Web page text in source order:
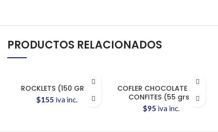
PRODUCTOS RELACIONADOS
ROCKLETS (150 GRS.)
$155 iva inc.
COFLER CHOCOLATE CON
CONFITES (55 grs.)
$95 iva inc.